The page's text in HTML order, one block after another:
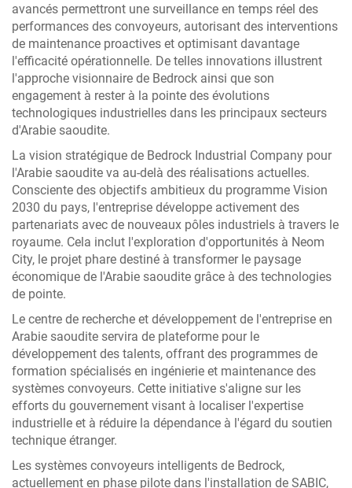
avancés permettront une surveillance en temps réel des
performances des convoyeurs, autorisant des interventions
de maintenance proactives et optimisant davantage
l'efficacité opérationnelle. De telles innovations illustrent
l'approche visionnaire de Bedrock ainsi que son
engagement à rester à la pointe des évolutions
technologiques industrielles dans les principaux secteurs
d'Arabie saoudite.
La vision stratégique de Bedrock Industrial Company pour
l'Arabie saoudite va au-delà des réalisations actuelles.
Consciente des objectifs ambitieux du programme Vision
2030 du pays, l'entreprise développe activement des
partenariats avec de nouveaux pôles industriels à travers le
royaume. Cela inclut l'exploration d'opportunités à Neom
City, le projet phare destiné à transformer le paysage
économique de l'Arabie saoudite grâce à des technologies
de pointe.
Le centre de recherche et développement de l'entreprise en
Arabie saoudite servira de plateforme pour le
développement des talents, offrant des programmes de
formation spécialisés en ingénierie et maintenance des
systèmes convoyeurs. Cette initiative s'aligne sur les
efforts du gouvernement visant à localiser l'expertise
industrielle et à réduire la dépendance à l'égard du soutien
technique étranger.
Les systèmes convoyeurs intelligents de Bedrock,
actuellement en phase pilote dans l'installation de SABIC,